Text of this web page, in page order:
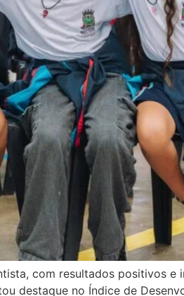
com resultados positivos e
destaque no Índice de